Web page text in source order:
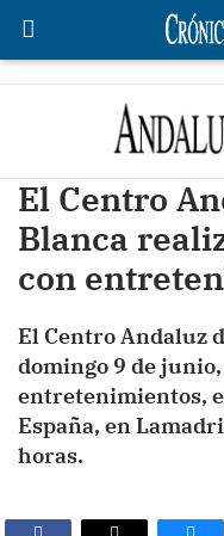
El Centro
Blanca
con
El Centro Andaluz
domingo 9 de
entretenimientos,
España, en
horas.